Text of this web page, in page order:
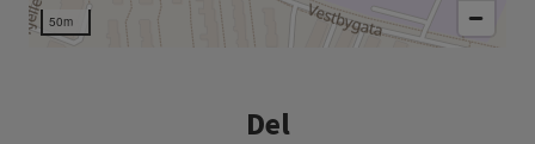
50m
Del